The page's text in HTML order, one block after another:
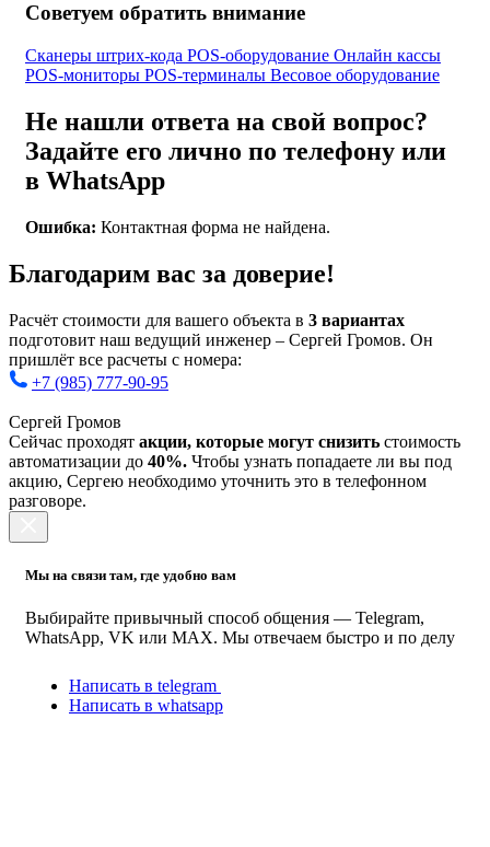
Советуем обратить внимание
Сканеры штрих-кода POS-оборудование Онлайн кассы
POS-мониторы POS-терминалы Весовое оборудование
Не нашли ответа на свой вопрос?
Задайте его лично по телефону или
в WhatsApp
Ошибка: Контактная форма не найдена.
Благодарим вас за доверие!
Расчёт стоимости для вашего объекта в 3 вариантах
подготовит наш ведущий инженер – Сергей Громов. Он
пришлёт все расчеты с номера:
+7 (985) 777-90-95
Сергей Громов
Сейчас проходят акции, которые могут снизить стоимость
автоматизации до 40%. Чтобы узнать попадаете ли вы под
акцию, Сергею необходимо уточнить это в телефонном
разговоре.
Мы на связи там, где удобно вам
Выбирайте привычный способ общения — Telegram,
WhatsApp, VK или MAX. Мы отвечаем быстро и по делу
Написать в telegram
Написать в whatsapp